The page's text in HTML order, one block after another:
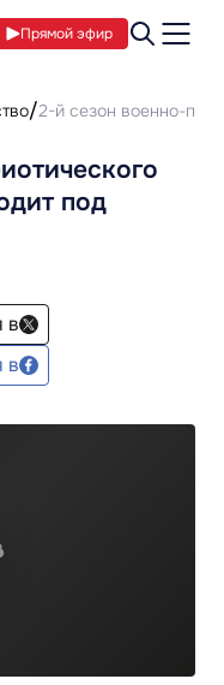
Прямой эфир
2-й сезон военно-
под
в
в